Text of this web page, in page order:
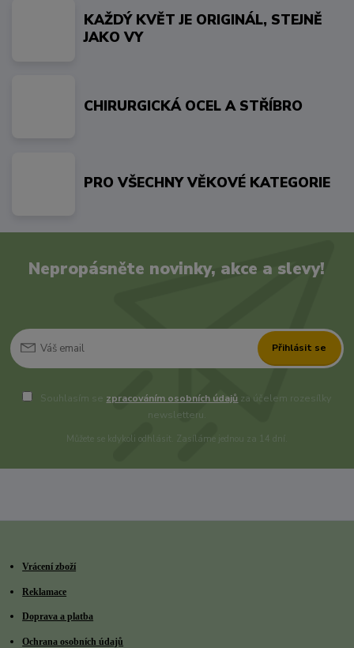
KAŽDÝ KVĚT JE ORIGINÁL, STEJNĚ
JAKO VY
CHIRURGICKÁ OCEL A STŘÍBRO
PRO VŠECHNY VĚKOVÉ KATEGORIE
Nepropásněte novinky, akce a slevy!
Přihlásit se
Souhlasím se zpracováním osobních údajů za účelem rozesílky
newsletteru.
Můžete se kdykoli odhlásit. Zasíláme jednou za 14 dní.
Vrácení zboží
Reklamace
Doprava a platba
Ochrana osobních údajů